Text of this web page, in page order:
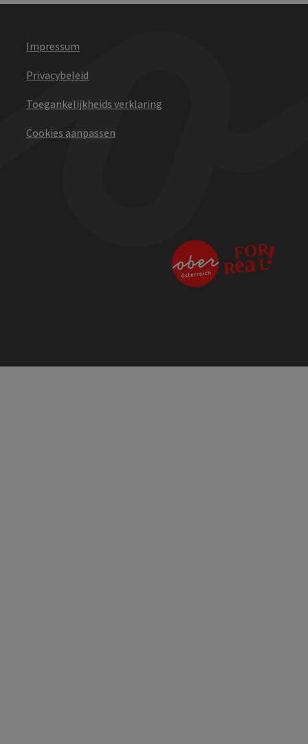
Impressum
Privacybeleid
Toegankelijkheids verklaring
Cookies aanpassen